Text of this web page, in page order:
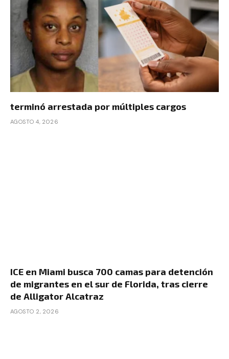
terminó arrestada por múltiples cargos
AGOSTO 4, 2026
ICE en Miami busca 700 camas para detención
de migrantes en el sur de Florida, tras cierre
de Alligator Alcatraz
AGOSTO 2, 2026